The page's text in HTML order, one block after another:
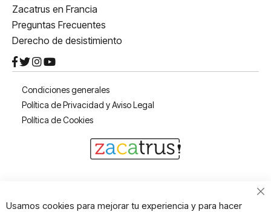
Zacatrus en Francia
Preguntas Frecuentes
Derecho de desistimiento
Condiciones generales
Política de Privacidad y Aviso Legal
Política de Cookies
Usamos cookies para mejorar tu experiencia y para hacer